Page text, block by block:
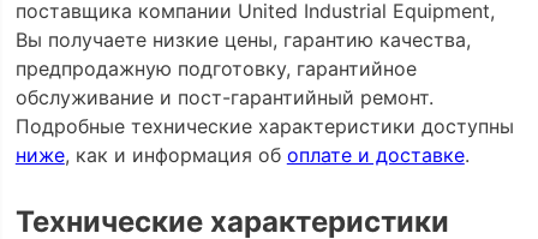
поставщика компании United Industrial Equipment,
Вы получаете низкие цены, гарантию качества,
предпродажную подготовку, гарантийное
обслуживание и пост-гарантийный ремонт.
Подробные технические характеристики доступны
ниже, как и информация об оплате и доставке.
Технические характеристики